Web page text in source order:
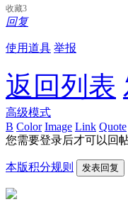
收藏3
回复
使用道具 举报
返回列表
高级模式
B Color Image Link Quote
您需要登录后才可以回
本版积分规则 发表回复